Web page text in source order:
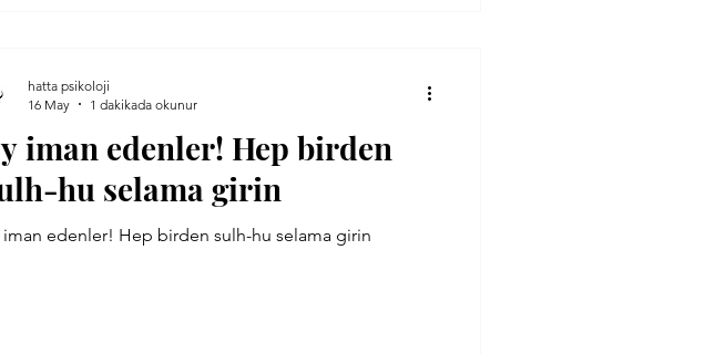
iman edenler! Hep birden
hu selama girin
iman edenler! Hep birden sulh-hu selama girin
hatta psikoloji
16 May
1 dakikada okunur